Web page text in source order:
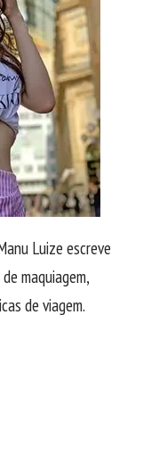
Luize escreve
maquiagem,
de viagem.